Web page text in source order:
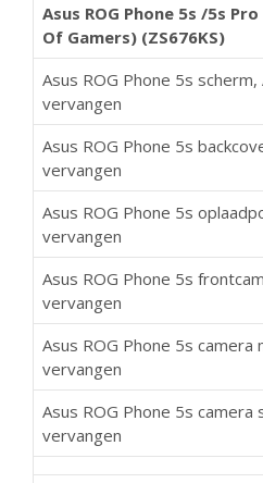
Asus ROG Phone 5s /5s
Of Gamers) (ZS676KS)
Asus ROG Phone 5s scherm,
vervangen
Asus ROG Phone 5s
vervangen
Asus ROG Phone 5s
vervangen
Asus ROG Phone 5s
vervangen
Asus ROG Phone 5s camera
vervangen
Asus ROG Phone 5s camera
vervangen